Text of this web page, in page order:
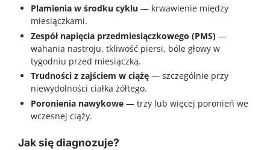
Plamienia w środku cyklu — krwawienie między
miesiączkami.
Zespół napięcia przedmiesiączkowego (PMS) —
wahania nastroju, tkliwość piersi, bóle głowy w
tygodniu przed miesiączką.
Trudności z zajściem w ciążę — szczególnie przy
niewydolności ciałka żółtego.
Poronienia nawykowe — trzy lub więcej poronień we
wczesnej ciąży.
Jak się diagnozuje?